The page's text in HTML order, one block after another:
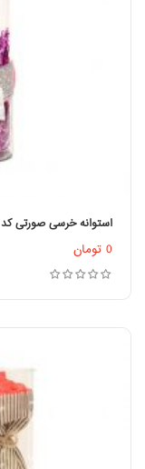
استوانه خرسی صورتی کد ۴۰۰۲
0 تومان